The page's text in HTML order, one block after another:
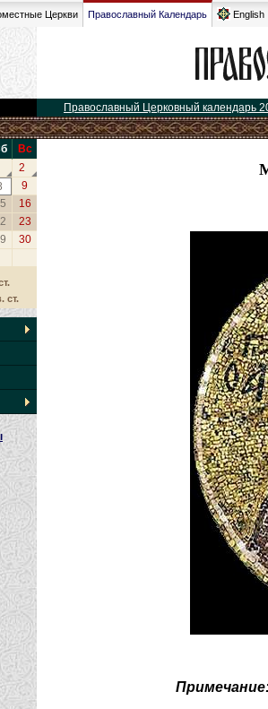
Церкви Православный Календарь English
Православный Церковный календарь
Вс
2
9
16
23
30
ст.